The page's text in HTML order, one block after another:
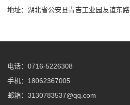
地址：湖北省公安县青吉工业园友谊东路
电话：0716-5226308
手机：18062367005
邮箱：3130783537@qq.com